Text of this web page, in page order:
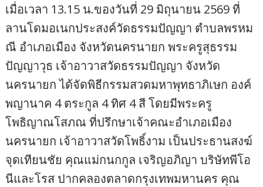
เมื่อเวลา 13.15 น.ของวันที่ 29 มิถุนายน 2569 ที่
ลานโดมอเนกประสงค์วัดธรรมปัญญา ตำบลพรหม
ณี อำเภอเมือง จังหวัดนครนายก พระครูสุธรรม
ปัญญาวุธ เจ้าอาวาสวัดธรรมปัญญา จังหวัด
นครนายก ได้จัดพิธีกรรมสวดมหาพุทธาภิเษก องค์
พญานาค 4 ตระกูล 4 ทิศ 4 สี โดยมีพระครู
โพธิญาณโสภณ ที่ปรึกษาเจ้าคณะอำเภอเมือง
นครนายก เจ้าอาวาสวัดโพธิ์งาม เป็นประธานสงฆ์
จุดเทียนชัย คุณแม่กนกกูล เจริญอภิญา บริษัทพีโอ
นีและโรส ปากคลองตลาดกรุงเทพมหานคร คุณ